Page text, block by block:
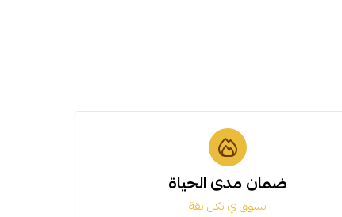
ضمان مدى الحياة
تسوق ي بكل ثقة